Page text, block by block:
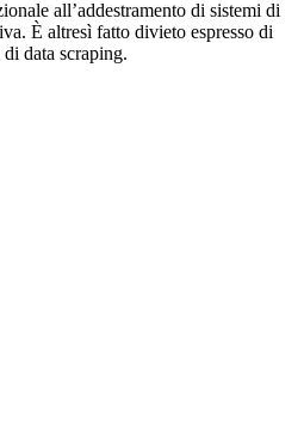
all’addestramento di sistemi di
È altresì fatto divieto espresso di
data scraping.